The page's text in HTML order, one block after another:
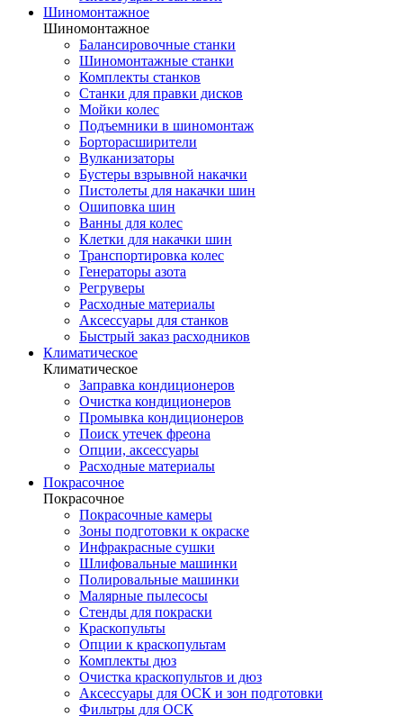
Шиномонтажное
Шиномонтажное
Балансировочные станки
Шиномонтажные станки
Комплекты станков
Станки для правки дисков
Мойки колес
Подъемники в шиномонтаж
Борторасширители
Вулканизаторы
Бустеры взрывной накачки
Пистолеты для накачки шин
Ошиповка шин
Ванны для колес
Клетки для накачки шин
Транспортировка колес
Генераторы азота
Регруверы
Расходные материалы
Аксессуары для станков
Быстрый заказ расходников
Климатическое
Климатическое
Заправка кондиционеров
Очистка кондиционеров
Промывка кондиционеров
Поиск утечек фреона
Опции, аксессуары
Расходные материалы
Покрасочное
Покрасочное
Покрасочные камеры
Зоны подготовки к окраске
Инфракрасные сушки
Шлифовальные машинки
Полировальные машинки
Малярные пылесосы
Стенды для покраски
Краскопульты
Опции к краскопультам
Комплекты дюз
Очистка краскопультов и дюз
Аксессуары для ОСК и зон подготовки
Фильтры для ОСК